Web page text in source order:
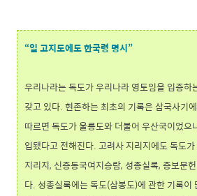
“일 고지도에도 한국령 명시”
우리나라는 독도가 우리나라 영토임을 입증하
갖고 있다. 현존하는 최초의 기록은 삼국사기
따르면 독도가 울릉도와 더불어 우산국이었
입됐다고 전해진다. 고려사 지리지에도 독도
지리지, 신증동국여지승람, 성종실록, 증보문
다. 성종실록에는 독도(삼봉도)에 관한 기록이